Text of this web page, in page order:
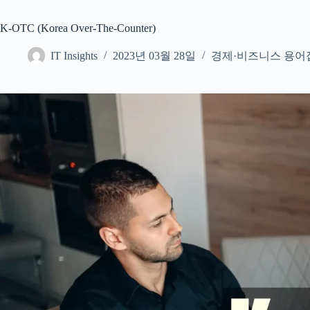
K-OTC (Korea Over-The-Counter)
IT Insights 2023년 03월 28일 경제·비즈니스 용어